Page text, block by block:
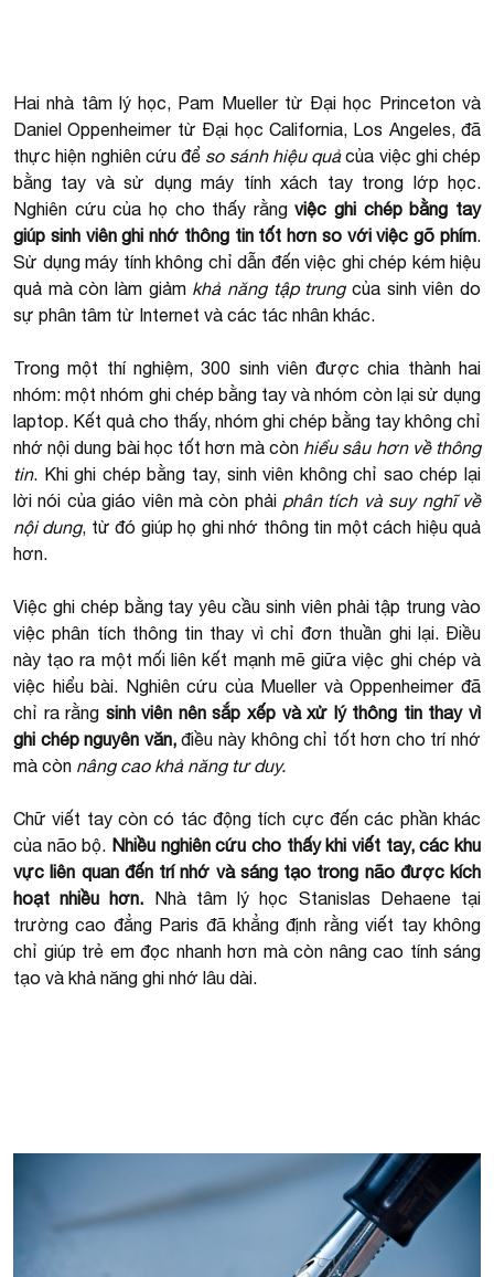
Hai nhà tâm lý học, Pam Mueller từ Đại học Princeton và
Daniel Oppenheimer từ Đại học California, Los Angeles, đã
thực hiện nghiên cứu để so sánh hiệu quảcủa việc ghi chép
bằng tay và sử dụng máy tính xách tay trong lớp học.
Nghiên cứu của họ cho thấy rằngviệc ghi chép bằng tay
giúp sinh viên ghi nhớ thông tin tốt hơn so với việc gõ phím.
Sử dụng máy tính không chỉ dẫn đến việc ghi chép kém hiệu
quả mà còn làm giảmkhả năng tập trungcủa sinh viên do
sự phân tâm từ Internet và các tác nhân khác.
Trong một thí nghiệm, 300 sinh viên được chia thành hai
nhóm: một nhóm ghi chép bằng tay và nhóm còn lại sử dụng
laptop. Kết quả cho thấy, nhóm ghi chép bằng tay không chỉ
nhớ nội dung bài học tốt hơn mà còn hiểu sâu hơn về thông
tin. Khi ghi chép bằng tay, sinh viên không chỉ sao chép lại
lời nói của giáo viên mà còn phải phân tích và suy nghĩ về
nội dung, từ đó giúp họ ghi nhớ thông tin một cách hiệu quả
hơn.
Việc ghi chép bằng tay yêu cầu sinh viên phải tập trung vào
việc phân tích thông tin thay vì chỉ đơn thuần ghi lại. Điều
này tạo ra một mối liên kết mạnh mẽ giữa việc ghi chép và
việc hiểu bài. Nghiên cứu của Mueller và Oppenheimer đã
chỉ ra rằng sinh viên nên sắp xếp và xử lý thông tin thay vì
ghi chép nguyên văn,điều này không chỉ tốt hơn cho trí nhớ
mà còn nâng cao khả năng tư duy.
Chữ viết tay còn có tác động tích cực đến các phần khác
của não bộ. Nhiều nghiên cứu cho thấy khi viết tay, các khu
vực liên quan đến trí nhớ và sáng tạo trong não được kích
hoạt nhiều hơn. Nhà tâm lý học Stanislas Dehaene tại
trường cao đẳng Paris đã khẳng định rằng viết tay không
chỉ giúp trẻ em đọc nhanh hơn mà còn nâng cao tính sáng
tạo và khả năng ghi nhớ lâu dài.